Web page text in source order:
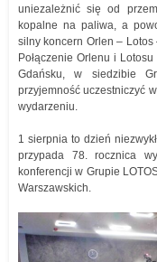
uniezależnić się od
kopalne na paliwa, a
silny koncern Orlen – Lotos
Połączenie Orlenu i
Gdańsku, w siedzibie
przyjemność uczestniczyć
wydarzeniu.
1 sierpnia to dzień
przypada 78. rocznica
konferencji w Grupie
Warszawskich.